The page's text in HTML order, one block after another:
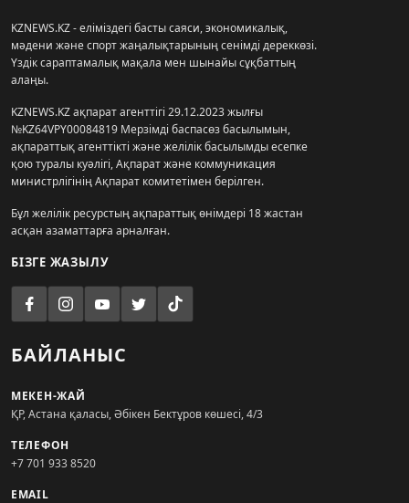
KZNEWS.KZ - еліміздегі басты саяси, экономикалық,
мәдени және спорт жаңалықтарының сенімді дереккөзі.
Үздік сараптамалық мақала мен шынайы сұқбаттың
алаңы.
KZNEWS.KZ ақпарат агенттігі 29.12.2023 жылғы
№KZ64VPY00084819 Мерзімді баспасөз басылымын,
ақпараттық агенттікті және желілік басылымды есепке
қою туралы куәлігі, Ақпарат және коммуникация
министрлігінің Ақпарат комитетімен берілген.
Бұл желілік ресурстың ақпараттық өнімдері 18 жастан
асқан азаматтарға арналған.
БІЗГЕ ЖАЗЫЛУ
БАЙЛАНЫС
МЕКЕН-ЖАЙ
ҚР, Астана қаласы, Әбікен Бектұров көшесі, 4/3
ТЕЛЕФОН
+7 701 933 8520
EMAIL